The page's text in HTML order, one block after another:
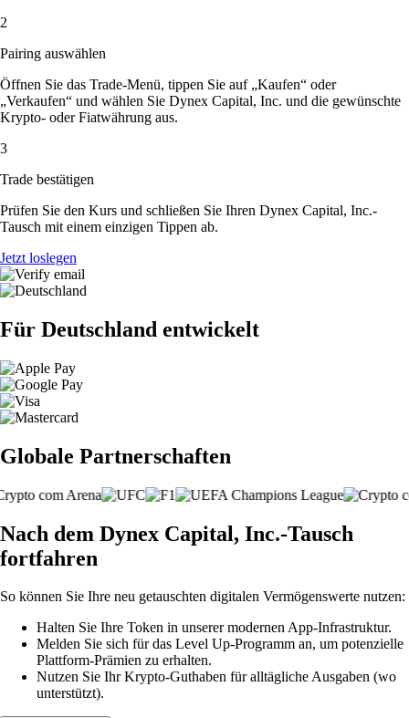
2
Pairing auswählen
Öffnen Sie das Trade-Menü, tippen Sie auf „Kaufen“ oder
„Verkaufen“ und wählen Sie Dynex Capital, Inc. und die gewünschte
Krypto- oder Fiatwährung aus.
3
Trade bestätigen
Prüfen Sie den Kurs und schließen Sie Ihren Dynex Capital, Inc.-
Tausch mit einem einzigen Tippen ab.
Jetzt loslegen
Für Deutschland entwickelt
Globale Partnerschaften
Nach dem Dynex Capital, Inc.-Tausch
fortfahren
So können Sie Ihre neu getauschten digitalen Vermögenswerte nutzen:
Halten Sie Ihre Token in unserer modernen App-Infrastruktur.
Melden Sie sich für das Level Up-Programm an, um potenzielle
Plattform-Prämien zu erhalten.
Nutzen Sie Ihr Krypto-Guthaben für alltägliche Ausgaben (wo
unterstützt).